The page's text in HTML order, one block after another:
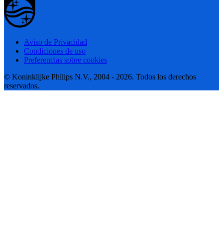
Aviso de Privacidad
Condiciones de uso
Preferencias sobre cookies
© Koninklijke Philips N.V., 2004 - 2026. Todos los derechos
reservados.